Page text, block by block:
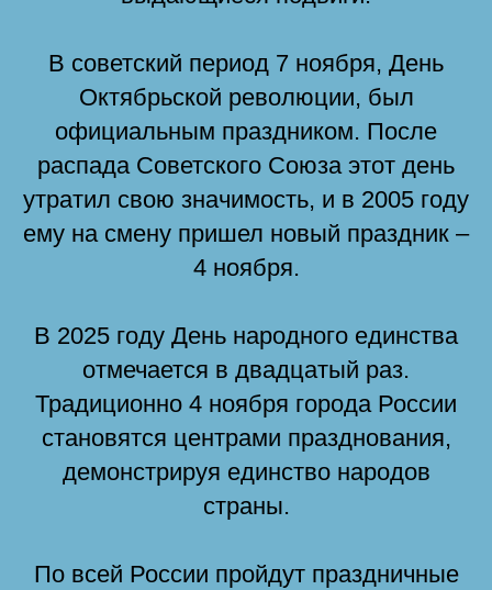
В советский период 7 ноября, День
Октябрьской революции, был
официальным праздником. После
распада Советского Союза этот день
утратил свою значимость, и в 2005 году
ему на смену пришел новый праздник –
4 ноября.
В 2025 году День народного единства
отмечается в двадцатый раз.
Традиционно 4 ноября города России
становятся центрами празднования,
демонстрируя единство народов
страны.
По всей России пройдут праздничные